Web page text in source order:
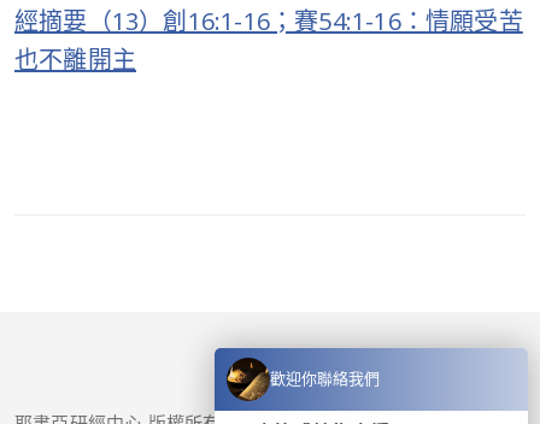
經摘要（13）創16:1-16；賽54:1-16：情願受苦
也不離開主
歡迎你聯絡我們